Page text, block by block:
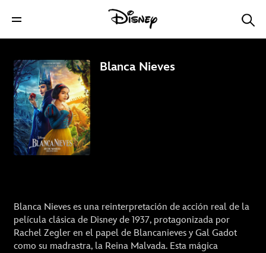
Blanca Nieves
Blanca Nieves es una reinterpretación de acción real de la
película clásica de Disney de 1937, protagonizada por
Rachel Zegler en el papel de Blancanieves y Gal Gadot
como su madrastra, la Reina Malvada. Esta mágica